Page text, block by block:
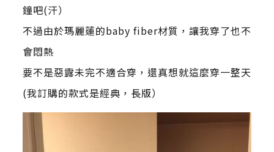
鐘吧(汗）
不過由於瑪麗蓮的baby fiber材質，讓我穿了也不
會悶熱
要不是惡露未完不適合穿，還真想就這麼穿一整天
(我訂購的款式是經典，長版）